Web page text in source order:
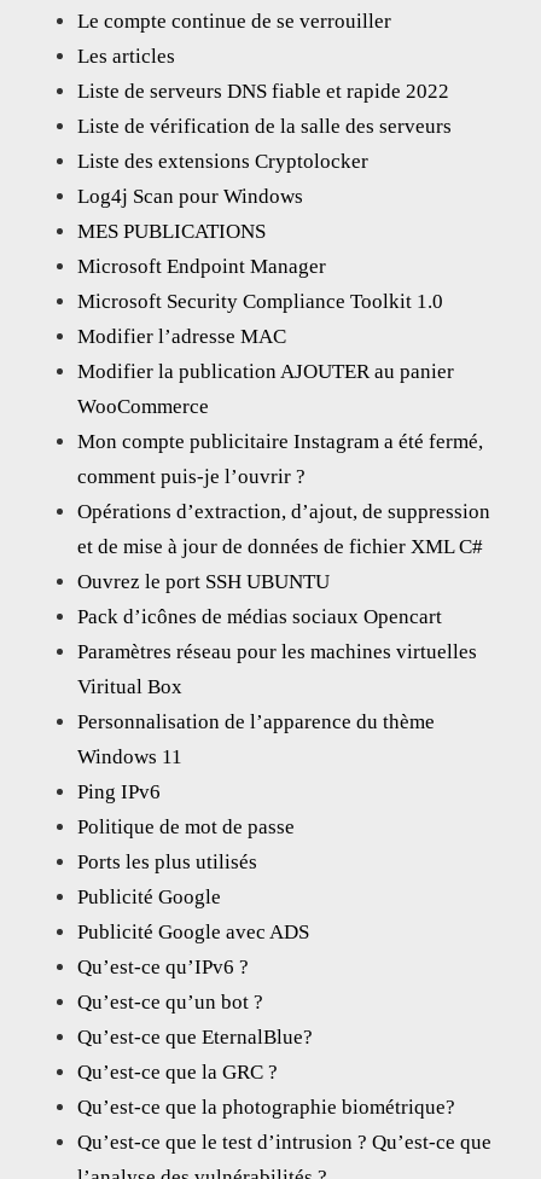
Le compte continue de se verrouiller
Les articles
Liste de serveurs DNS fiable et rapide 2022
Liste de vérification de la salle des serveurs
Liste des extensions Cryptolocker
Log4j Scan pour Windows
MES PUBLICATIONS
Microsoft Endpoint Manager
Microsoft Security Compliance Toolkit 1.0
Modifier l’adresse MAC
Modifier la publication AJOUTER au panier
WooCommerce
Mon compte publicitaire Instagram a été fermé,
comment puis-je l’ouvrir ?
Opérations d’extraction, d’ajout, de suppression
et de mise à jour de données de fichier XML C#
Ouvrez le port SSH UBUNTU
Pack d’icônes de médias sociaux Opencart
Paramètres réseau pour les machines virtuelles
Viritual Box
Personnalisation de l’apparence du thème
Windows 11
Ping IPv6
Politique de mot de passe
Ports les plus utilisés
Publicité Google
Publicité Google avec ADS
Qu’est-ce qu’IPv6 ?
Qu’est-ce qu’un bot ?
Qu’est-ce que EternalBlue?
Qu’est-ce que la GRC ?
Qu’est-ce que la photographie biométrique?
Qu’est-ce que le test d’intrusion ? Qu’est-ce que